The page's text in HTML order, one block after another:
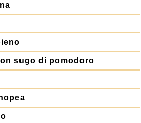
sugo di pomodoro